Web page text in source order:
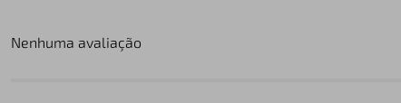
Nenhuma avaliação